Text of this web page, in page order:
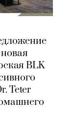
BLK
Teter